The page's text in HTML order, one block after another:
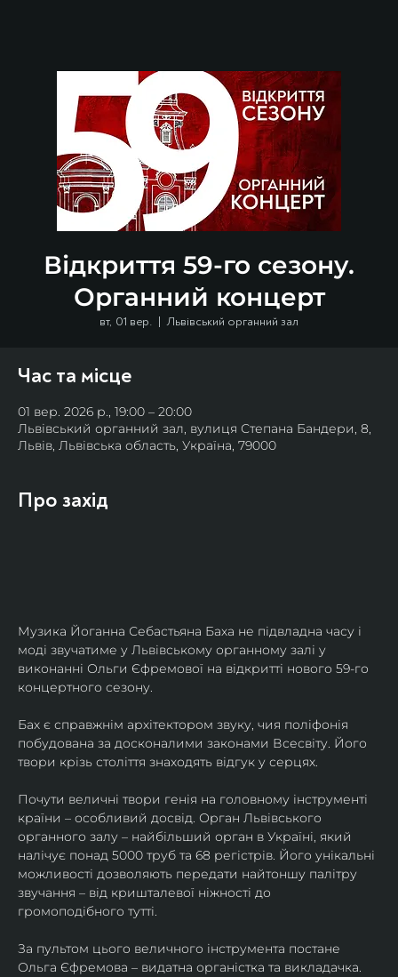
Відкриття 59-го сезону.
Органний концерт
вт, 01 вер.
  |
Львівський органний зал
Час та місце
01 вер. 2026 р., 19:00 – 20:00
Львівський органний зал, вулиця Степана Бандери, 8,
Львів, Львівська область, Україна, 79000
Про захід
Музика Йоганна Себастьяна Баха не підвладна часу і
моді звучатиме у Львівському органному залі у
виконанні Ольги Єфремової на відкритті нового 59-го
концертного сезону.
Бах є справжнім архітектором звуку, чия поліфонія
побудована за досконалими законами Всесвіту. Його
твори крізь століття знаходять відгук у серцях.
Почути величні твори генія на головному інструменті
країни – особливий досвід. Орган Львівського
органного залу – найбільший орган в Україні, який
налічує понад 5000 труб та 68 регістрів. Його унікальні
можливості дозволяють передати найтоншу палітру
звучання – від кришталевої ніжності до
громоподібного тутті.
За пультом цього величного інструмента постане
Ольга Єфремова – видатна органістка та викладачка.